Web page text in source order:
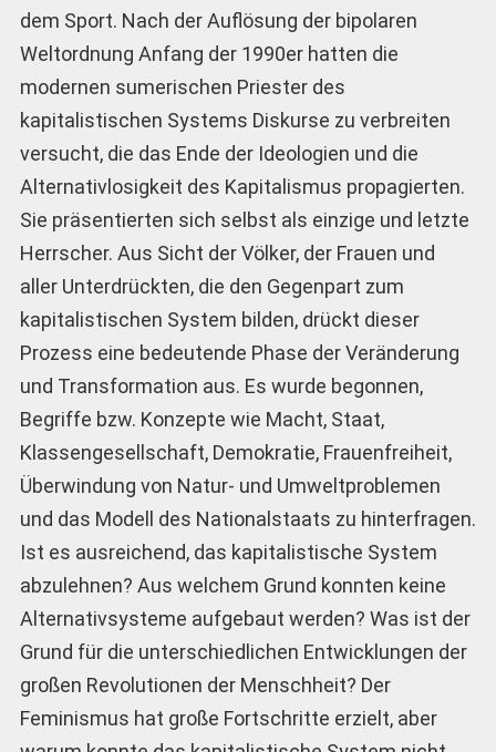
dem Sport. Nach der Auflösung der bipolaren
Weltordnung Anfang der 1990er hatten die
modernen sumerischen Priester des
kapitalistischen Systems Diskurse zu verbreiten
versucht, die das Ende der Ideologien und die
Alternativlosigkeit des Kapitalismus propagierten.
Sie präsentierten sich selbst als einzige und letzte
Herrscher. Aus Sicht der Völker, der Frauen und
aller Unterdrückten, die den Gegenpart zum
kapitalistischen System bilden, drückt dieser
Prozess eine bedeutende Phase der Veränderung
und Transformation aus. Es wurde begonnen,
Begriffe bzw. Konzepte wie Macht, Staat,
Klassengesellschaft, Demokratie, Frauenfreiheit,
Überwindung von Natur- und Umweltproblemen
und das Modell des Nationalstaats zu hinterfragen.
Ist es ausreichend, das kapitalistische System
abzulehnen? Aus welchem Grund konnten keine
Alternativsysteme aufgebaut werden? Was ist der
Grund für die unterschiedlichen Entwicklungen der
großen Revolutionen der Menschheit? Der
Feminismus hat große Fortschritte erzielt, aber